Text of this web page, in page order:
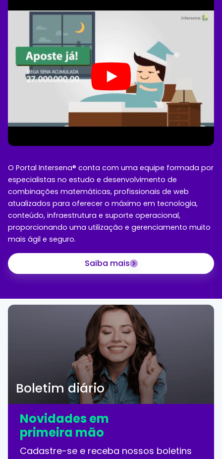
O Portal Intersena® conta com uma equipe formada por
especialistas no estudo e desenvolvimento de
combinações matemáticas, profissionais de web
atualizados para oferecer o máximo em tecnologia,
conteúdo, infraestrutura e suporte operacional,
proporcionando uma utilização e gerenciamento muito
mais ágil e seguro.
Saiba mais
Novidades em
primeira mão
Cadastre-se e receba nossos boletins
Boletim diário